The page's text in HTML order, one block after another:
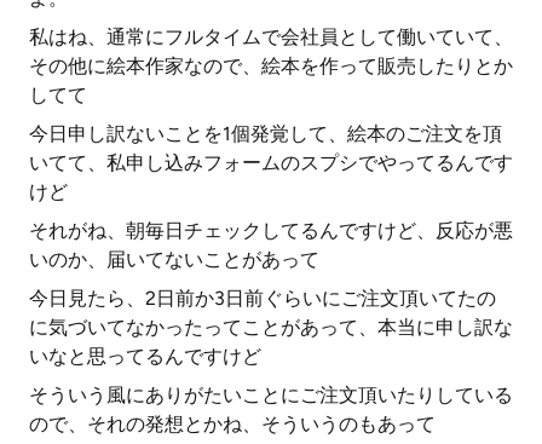
私はね、通常にフルタイムで会社員として働いていて、
その他に絵本作家なので、絵本を作って販売したりとか
してて
今日申し訳ないことを1個発覚して、絵本のご注文を頂
いてて、私申し込みフォームのスプシでやってるんです
けど
それがね、朝毎日チェックしてるんですけど、反応が悪
いのか、届いてないことがあって
今日見たら、2日前か3日前ぐらいにご注文頂いてたの
に気づいてなかったってことがあって、本当に申し訳な
いなと思ってるんですけど
そういう風にありがたいことにご注文頂いたりしている
ので、それの発想とかね、そういうのもあって